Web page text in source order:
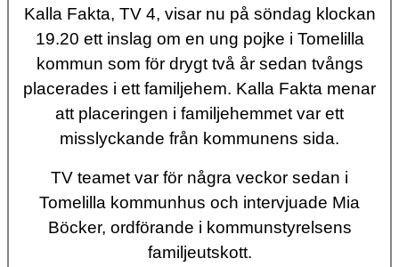
Kalla Fakta, TV 4, visar nu på söndag klockan
19.20 ett inslag om en ung pojke i Tomelilla
kommun som för drygt två år sedan tvångs
placerades i ett familjehem. Kalla Fakta menar
att placeringen i familjehemmet var ett
misslyckande från kommunens sida.
TV teamet var för några veckor sedan i
Tomelilla kommunhus och intervjuade Mia
Böcker, ordförande i kommunstyrelsens
familjeutskott.